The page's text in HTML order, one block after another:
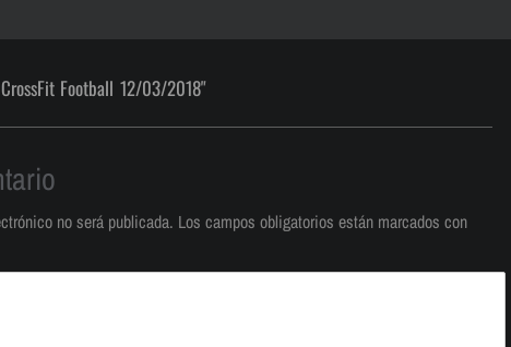
Football 12/03/2018"
no será publicada. Los campos obligatorios están marcados con